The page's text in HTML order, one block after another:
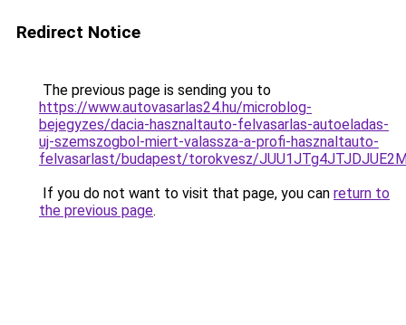
Redirect Notice
The previous page is sending you to
https://www.autovasarlas24.hu/microblog-
bejegyzes/dacia-hasznaltauto-felvasarlas-autoeladas-
uj-szemszogbol-miert-valassza-a-profi-hasznaltauto-
felvasarlast/budapest/torokvesz/
If you do not want to visit that page, you can return to
the previous page.